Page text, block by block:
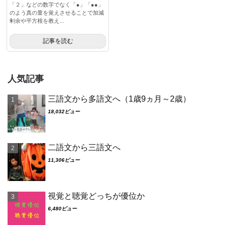
「２」などの数字でなく「●」「●●」
のよう真の量を覚えさせることで加減
剰余や平方根を教え...
記事を読む
人気記事
三語文から多語文へ（1歳9ヵ月～2歳）
18,032ビュー
二語文から三語文へ
11,306ビュー
視覚と聴覚どっちが優位か
6,480ビュー